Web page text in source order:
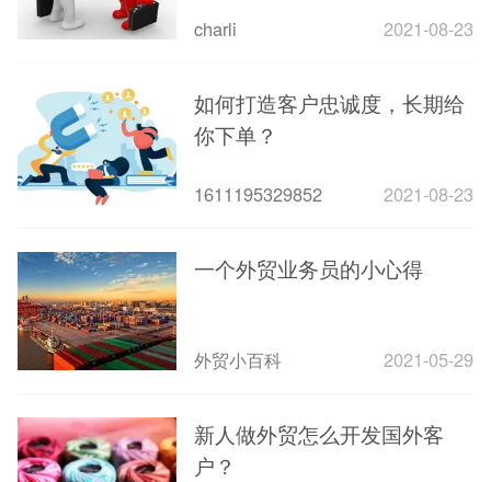
charli 2021-08-23
如何打造客户忠诚度，长期给
你下单？
1611195329852 2021-08-23
一个外贸业务员的小心得
外贸小百科 2021-05-29
新人做外贸怎么开发国外客
户？